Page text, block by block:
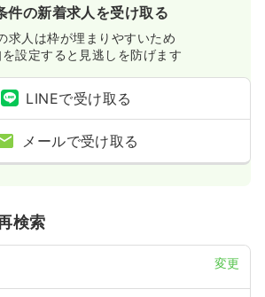
件の新着求人を受け取る
求人は枠が埋まりやすいため
設定すると見逃しを防げます
LINEで受け取る
メールで受け取る
検索
変更